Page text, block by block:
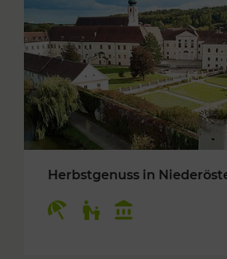
Herbstgenuss in